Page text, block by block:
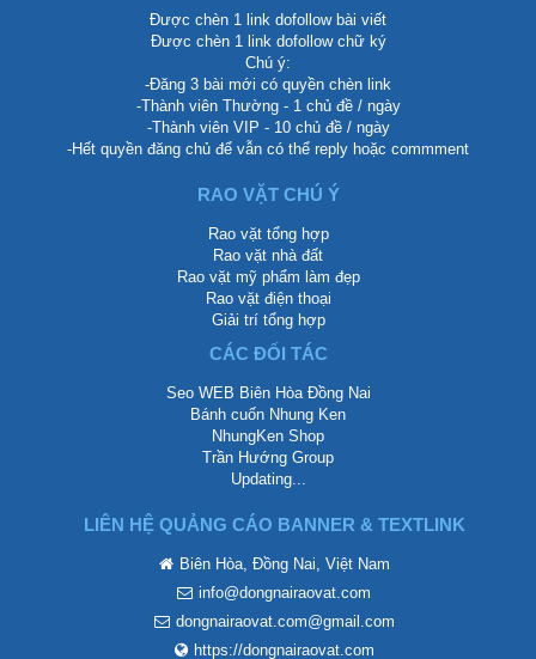
Được chèn 1 link dofollow bài viết
Được chèn 1 link dofollow chữ ký
Chú ý:
-Đăng 3 bài mới có quyền chèn link
-Thành viên Thường - 1 chủ đề / ngày
-Thành viên VIP - 10 chủ đề / ngày
-Hết quyền đăng chủ để vẫn có thể reply hoặc commment
RAO VẶT CHÚ Ý
Rao vặt tổng hợp
Rao vặt nhà đất
Rao vặt mỹ phẩm làm đẹp
Rao vặt điện thoại
Giải trí tổng hợp
CÁC ĐỐI TÁC
Seo WEB Biên Hòa Đồng Nai
Bánh cuốn Nhung Ken
NhungKen Shop
Trần Hướng Group
Updating...
LIÊN HỆ QUẢNG CÁO BANNER & TEXTLINK
Biên Hòa, Đồng Nai, Việt Nam
info@dongnairaovat.com
dongnairaovat.com@gmail.com
https://dongnairaovat.com